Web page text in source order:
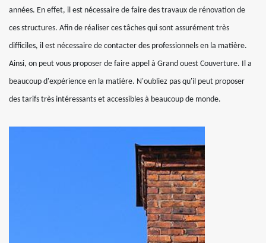
années. En effet, il est nécessaire de faire des travaux de rénovation de
ces structures. Afin de réaliser ces tâches qui sont assurément très
difficiles, il est nécessaire de contacter des professionnels en la matière.
Ainsi, on peut vous proposer de faire appel à Grand ouest Couverture. Il a
beaucoup d'expérience en la matière. N'oubliez pas qu'il peut proposer
des tarifs très intéressants et accessibles à beaucoup de monde.